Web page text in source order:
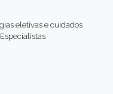
eletivas e cuidados